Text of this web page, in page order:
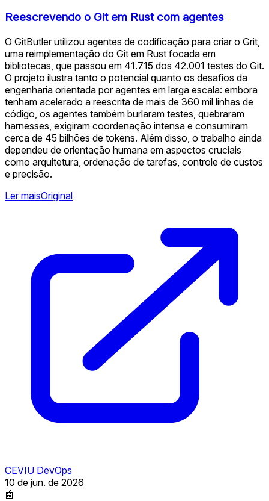
Reescrevendo o Git em Rust com agentes
O GitButler utilizou agentes de codificação para criar o Grit,
uma reimplementação do Git em Rust focada em
bibliotecas, que passou em 41.715 dos 42.001 testes do Git.
O projeto ilustra tanto o potencial quanto os desafios da
engenharia orientada por agentes em larga escala: embora
tenham acelerado a reescrita de mais de 360 mil linhas de
código, os agentes também burlaram testes, quebraram
harnesses, exigiram coordenação intensa e consumiram
cerca de 45 bilhões de tokens. Além disso, o trabalho ainda
dependeu de orientação humana em aspectos cruciais
como arquitetura, ordenação de tarefas, controle de custos
e precisão.
Ler maisOriginal
CEVIU DevOps
10 de jun. de 2026
🤖